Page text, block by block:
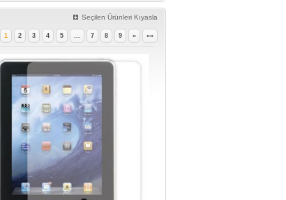
Seçilen Ürünleri Kıyasla
1 2 3 4 5 ... 7 8 9 » »»